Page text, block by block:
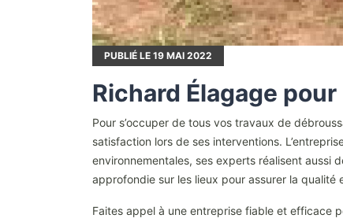
PUBLIÉ LE 19 MAI 2022
Richard Élagage
Pour s’occuper de tous vos travaux de
satisfaction lors de ses interventions.
environnementales, ses experts réalisent aussi
approfondie sur les lieux pour assurer la qualité
Faites appel à une entreprise fiable et efficace